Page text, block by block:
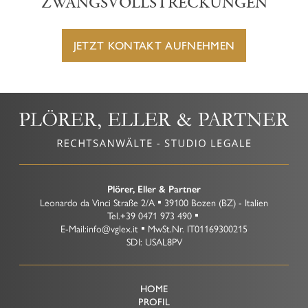
ZWANGSVOLLSTRECKUNGEN
JETZT KONTAKT AUFNEHMEN
Plörer, Eller & Partner
Leonardo da Vinci Straße 2/A 39100 Bozen (BZ) - Italien
Tel.+39 0471 973 490
E-Mail:info@vglex.it MwSt.Nr. IT01169300215
SDI: USAL8PV
HOME
PROFIL